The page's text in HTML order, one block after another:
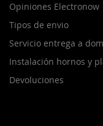
Opiniones Electronow
Tipos de envio
Servicio entrega a
Instalación hornos y
Devoluciones